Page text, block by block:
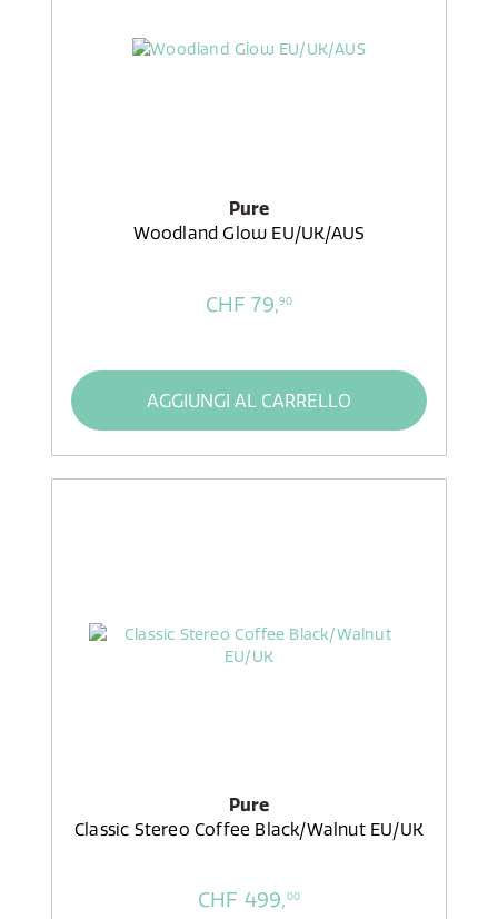
Pure
Woodland Glow EU/UK/AUS
CHF 79,90
AGGIUNGI AL CARRELLO
Pure
Classic Stereo Coffee Black/Walnut EU/UK
CHF 499,00